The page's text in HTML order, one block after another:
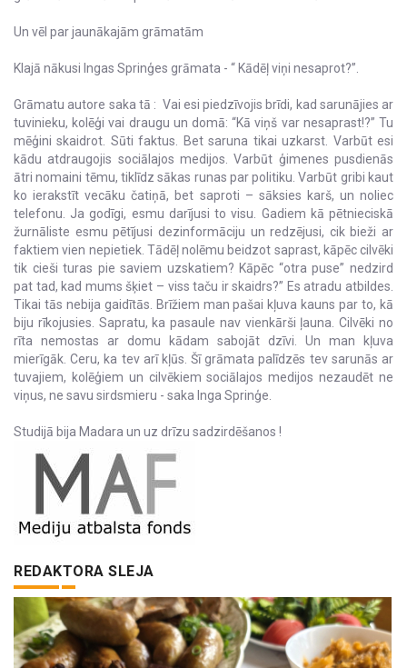
Un vēl par jaunākajām grāmatām
Klajā nākusi Ingas Sprinģes grāmata - “ Kādēļ viņi nesaprot?”.
Grāmatu autore saka tā : Vai esi piedzīvojis brīdi, kad sarunājies ar
tuvinieku, kolēģi vai draugu un domā: “Kā viņš var nesaprast!?” Tu
mēģini skaidrot. Sūti faktus. Bet saruna tikai uzkarst. Varbūt esi
kādu atdraugojis sociālajos medijos. Varbūt ģimenes pusdienās
ātri nomaini tēmu, tiklīdz sākas runas par politiku. Varbūt gribi kaut
ko ierakstīt vecāku čatiņā, bet saproti – sāksies karš, un noliec
telefonu. Ja godīgi, esmu darījusi to visu. Gadiem kā pētnieciskā
žurnāliste esmu pētījusi dezinformāciju un redzējusi, cik bieži ar
faktiem vien nepietiek. Tādēļ nolēmu beidzot saprast, kāpēc cilvēki
tik cieši turas pie saviem uzskatiem? Kāpēc “otra puse” nedzird
pat tad, kad mums šķiet – viss taču ir skaidrs?” Es atradu atbildes.
Tikai tās nebija gaidītās. Brīžiem man pašai kļuva kauns par to, kā
biju rīkojusies. Sapratu, ka pasaule nav vienkārši ļauna. Cilvēki no
rīta nemostas ar domu kādam sabojāt dzīvi. Un man kļuva
mierīgāk. Ceru, ka tev arī kļūs. Šī grāmata palīdzēs tev sarunās ar
tuvajiem, kolēģiem un cilvēkiem sociālajos medijos nezaudēt ne
viņus, ne savu sirdsmieru - saka Inga Sprinģe.
Studijā bija Madara un uz drīzu sadzirdēšanos !
REDAKTORA SLEJA